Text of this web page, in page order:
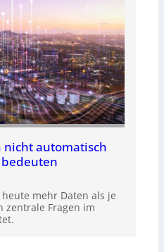
nicht automatisch
mehr Daten als je
zentrale Fragen im